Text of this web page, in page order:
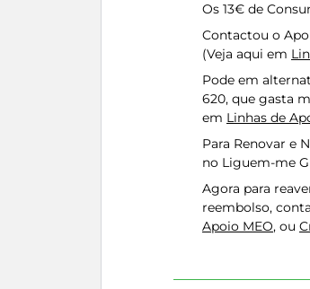
Os 13€ de
Contactou o
(Veja aqui em
Pode em
620, que gasta
em Linhas de
Para Renovar e
no Liguem-me
Agora para
reembolso,
Apoio MEO, ou